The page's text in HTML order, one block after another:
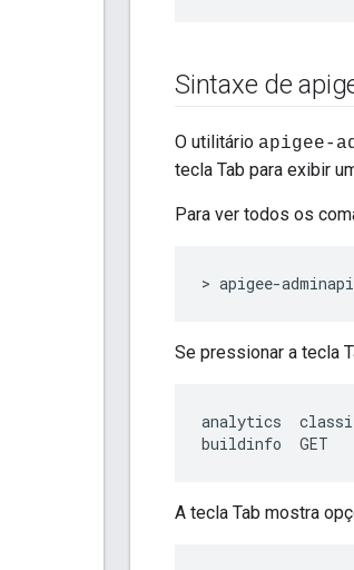
Sintaxe de
O utilitário apigee-
tecla Tab para exibir
Para ver todos os
> apigee-
Se pressionar a tecla
analytics
buildinfo
GET
A tecla Tab mostra